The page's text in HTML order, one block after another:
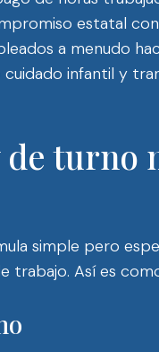
estatal
a menudo
infantil y
de turno
simple pero
Así es